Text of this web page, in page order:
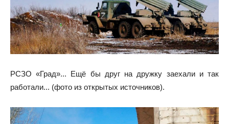
РСЗО «Град»... Ещё бы друг на дружку заехали и так
работали... (фото из открытых источников).